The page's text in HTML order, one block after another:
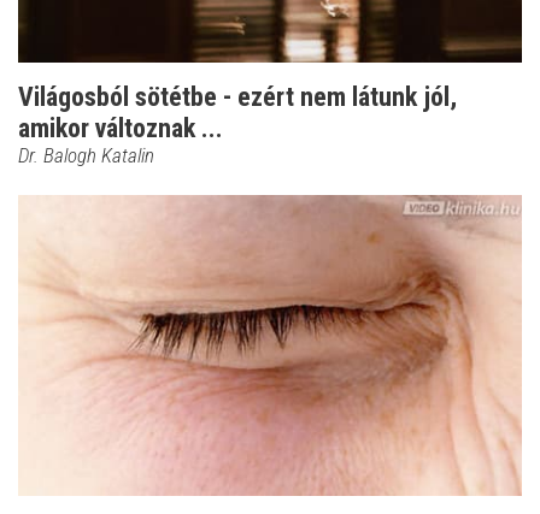
Világosból sötétbe - ezért nem látunk jól,
amikor változnak ...
Dr. Balogh Katalin